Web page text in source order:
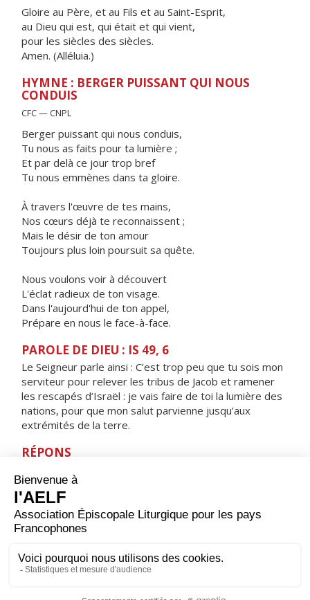
Gloire au Père, et au Fils et au Saint-Esprit,
au Dieu qui est, qui était et qui vient,
pour les siècles des siècles.
Amen. (Alléluia.)
HYMNE : BERGER PUISSANT QUI NOUS
CONDUIS
CFC — CNPL
Berger puissant qui nous conduis,
Tu nous as faits pour ta lumière ;
Et par delà ce jour trop bref
Tu nous emmènes dans ta gloire.
À travers l'œuvre de tes mains,
Nos cœurs déjà te reconnaissent ;
Mais le désir de ton amour
Toujours plus loin poursuit sa quête.
Nous voulons voir à découvert
L'éclat radieux de ton visage.
Dans l'aujourd'hui de ton appel,
Prépare en nous le face-à-face.
PAROLE DE DIEU : IS 49, 6
Le Seigneur parle ainsi : C’est trop peu que tu sois mon
serviteur pour relever les tribus de Jacob et ramener
les rescapés d’Israël : je vais faire de toi la lumière des
nations, pour que mon salut parvienne jusqu’aux
extrémités de la terre.
RÉPONS
justice et paix s'embrassent, alléluia.
ORAISON
Seigneur, sois la lumière de ton peuple et brûle toujours
pas à reconnaître son Sauveur et pourra se donner à lui
en toute vérité.